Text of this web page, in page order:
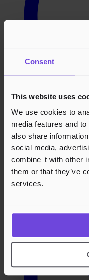
Consent
This website uses
We use cookies to
media features and
also share
social media,
combine it with other
them or that they’ve
services.